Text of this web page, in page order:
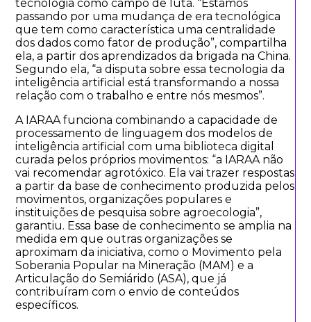
tecnologia como campo de luta. “Estamos
passando por uma mudança de era tecnológica
que tem como característica uma centralidade
dos dados como fator de produção”, compartilha
ela, a partir dos aprendizados da brigada na China.
Segundo ela, “a disputa sobre essa tecnologia da
inteligência artificial está transformando a nossa
relação com o trabalho e entre nós mesmos”.
A IARAA funciona combinando a capacidade de
processamento de linguagem dos modelos de
inteligência artificial com uma biblioteca digital
curada pelos próprios movimentos: “a IARAA não
vai recomendar agrotóxico. Ela vai trazer respostas
a partir da base de conhecimento produzida pelos
movimentos, organizações populares e
instituições de pesquisa sobre agroecologia”,
garantiu. Essa base de conhecimento se amplia na
medida em que outras organizações se
aproximam da iniciativa, como o Movimento pela
Soberania Popular na Mineração (MAM) e a
Articulação do Semiárido (ASA), que já
contribuíram com o envio de conteúdos
específicos.